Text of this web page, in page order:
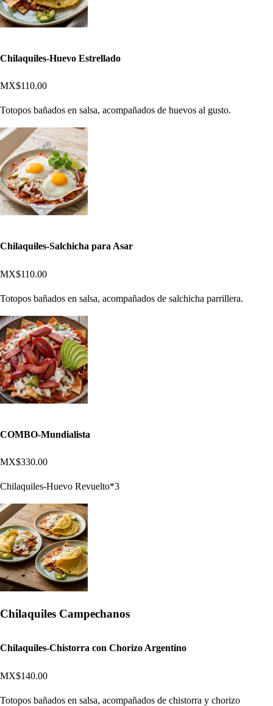
Chilaquiles-Huevo Estrellado
MX$110.00
Totopos bañados en salsa, acompañados de huevos al gusto.
Chilaquiles-Salchicha para Asar
MX$110.00
Totopos bañados en salsa, acompañados de salchicha parrillera.
COMBO-Mundialista
MX$330.00
Chilaquiles-Huevo Revuelto*3
Chilaquiles Campechanos
Chilaquiles-Chistorra con Chorizo Argentino
MX$140.00
Totopos bañados en salsa, acompañados de chistorra y chorizo